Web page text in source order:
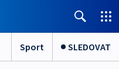
Sport SLEDOVAT